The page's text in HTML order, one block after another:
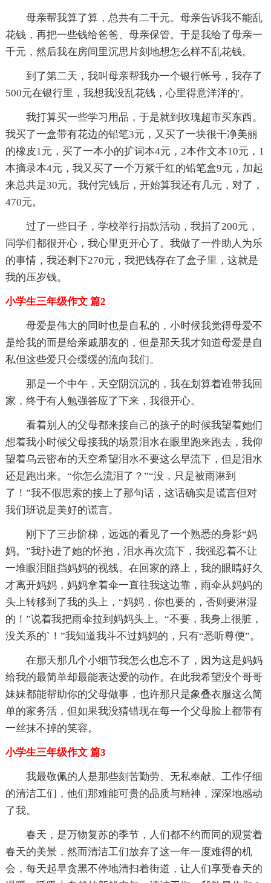
母亲帮我算了算，总共有二千元。母亲告诉我不能乱
花钱，再把一些钱给爸爸、母亲保管。于是我给了母亲一
千元，然后我在房间里沉思片刻地想怎么样不乱花钱。
到了第二天，我叫母亲帮我办一个银行帐号，我存了
500元在银行里，我想我没乱花钱，心里得意洋洋的'。
我打算买一些学习用品，于是就到玫瑰超市买东西。
我买了一盒带有花边的铅笔3元，又买了一块很干净美丽
的橡皮1元，买了一本小的扩词本4元，2本作文本10元，1
本摘录本4元，我又买了一个万紫千红的铅笔盒9元，加起
来总共是30元。我付完钱后，开始算我还有几元，对了，
470元。
过了一些日子，学校举行捐款活动，我捐了200元，
同学们都很开心，我心里更开心了。我做了一件助人为乐
的事情，我还剩下270元，我把钱存在了盒子里，这就是
我的压岁钱。
小学生三年级作文 篇2
母爱是伟大的同时也是自私的，小时候我觉得母爱不
是给我的而是给亲戚朋友的，但是那天我才知道母爱是自
私但这些爱只会缓缓的流向我们。
那是一个中午，天空阴沉沉的，我在划算着谁带我回
家，终于有人勉强答应了下来，我很开心。
看着别人的父母都来接自己的孩子的时候我望着她们
想着我小时候父母接我的场景泪水在眼里跑来跑去，我仰
望着乌云密布的天空希望泪水不要这么早流下，但是泪水
还是跑出来。“你怎么流泪了？”“没，只是被雨淋到
了！”我不假思索的接上了那句话，这话确实是谎言但对
我们班说是美好的谎言。
刚下了三步阶梯，远远的看见了一个熟悉的身影“妈
妈。”我扑进了她的怀抱，泪水再次流下，我强忍着不让
一堆眼泪阻挡妈妈的视线。在回家的路上，我的眼睛好久
才离开妈妈，妈妈拿着伞一直往我这边靠，雨伞从妈妈的
头上转移到了我的头上，“妈妈，你也要的，否则要淋湿
的！”说着我把雨伞拉到妈妈头上。“不要，我身上很脏，
没关系的`！”我知道我斗不过妈妈的，只有“悉听尊便”。
在那天那几个小细节我怎么也忘不了，因为这是妈妈
给我的最简单却最能表达爱的动作。在此我希望没个哥哥
妹妹都能帮助你的父母做事，也许那只是象叠衣服这么简
单的家务活，但如果我没猜错现在每一个父母脸上都带有
一丝抹不掉的笑容。
小学生三年级作文 篇3
我最敬佩的人是那些刻苦勤劳、无私奉献、工作仔细
的清洁工们，他们那难能可贵的品质与精神，深深地感动
了我。
春天，是万物复苏的季节，人们都不约而同的观赏着
春天的美景，然而清洁工们放弃了这一年一度难得的机
会，每天起早贪黑不停地清扫着街道，让人们享受春天的